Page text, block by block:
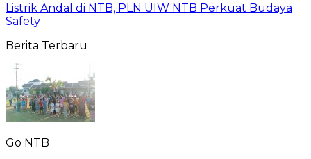
Listrik Andal di NTB, PLN UIW NTB Perkuat Budaya
Safety
Berita Terbaru
Go NTB